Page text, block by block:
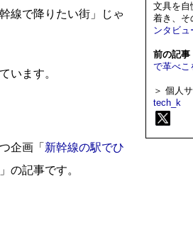
線で降りたい街」じゃ
います。
企画「 新幹線の駅でひ
」の記事です。
文具を自
着き、そ
ンタビュ
前の記事
で革べこ
＞ 個人
tech_k